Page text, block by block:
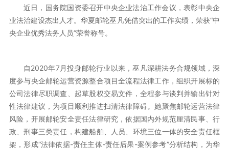
近日，国务院国资委召开中央企业法治工作会议，表彰中央企
业法治建设杰出人才。华夏邮轮巫凡凭借突出的工作实绩，荣获“中
央企业优秀法务人员”荣誉称号。
自2020年7月投身邮轮行业以来，巫凡深耕法务合规领域，深
度参与央企邮轮运营资源整合项目全流程法律工作，组织开展标的
公司法律尽职调查、起草股权交易文件，全程参与谈判并输出针对
性法律建议，为项目顺利推进扫清法律障碍。她聚焦邮轮运营法律
风险，开展邮轮安全责任法律研究，依据国内外规范厘清民事、行
政、刑事三类责任，构建船舶、人员、环境三位一体的安全责任框
架，形成“法律依据-责任主体-责任后果-案例参考”分析结构，为华